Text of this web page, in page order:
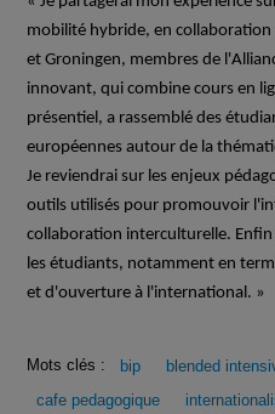
mobilité hybride, en collaboration
et Groningen, membres de
innovant, qui combine cours en
présentiel, a rassemblé des
européennes autour de la
Je reviendrai sur les enjeux
outils utilisés pour promouvoir
collaboration interculturelle.
les étudiants, notamment en
et d'ouverture à l'international. »
Mots clés : bip
blended
cafe pedagogique